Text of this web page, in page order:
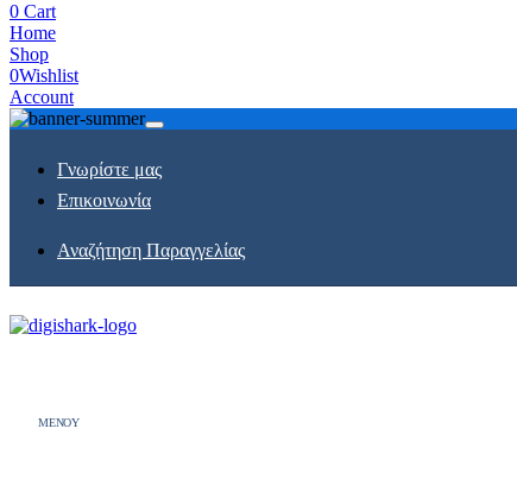
0 Cart
Home
Shop
0Wishlist
Account
Γνωρίστε μας
Επικοινωνία
Αναζήτηση Παραγγελίας
MENOY